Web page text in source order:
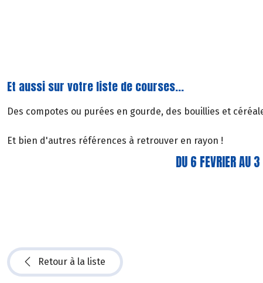
Et aussi sur votre liste de courses...
Des compotes ou purées en gourde, des bouillies et
Et bien d'autres références à retrouver en rayon !
DU 6 FEVRIER AU
Retour à la liste